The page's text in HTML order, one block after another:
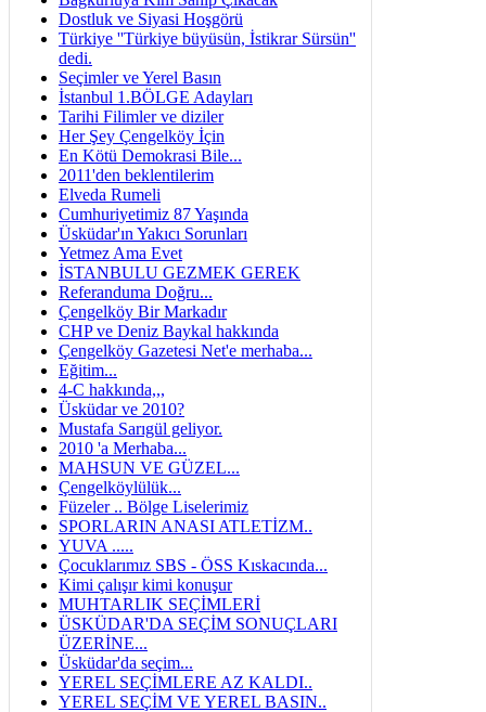
Dostluk ve Siyasi Hoşgörü
Türkiye ''Türkiye büyüsün, İstikrar Sürsün''
dedi.
Seçimler ve Yerel Basın
İstanbul 1.BÖLGE Adayları
Tarihi Filimler ve diziler
Her Şey Çengelköy İçin
En Kötü Demokrasi Bile...
2011'den beklentilerim
Elveda Rumeli
Cumhuriyetimiz 87 Yaşında
Üsküdar'ın Yakıcı Sorunları
Yetmez Ama Evet
İSTANBULU GEZMEK GEREK
Referanduma Doğru...
Çengelköy Bir Markadır
CHP ve Deniz Baykal hakkında
Çengelköy Gazetesi Net'e merhaba...
Eğitim...
4-C hakkında,,,
Üsküdar ve 2010?
Mustafa Sarıgül geliyor.
2010 'a Merhaba...
MAHSUN VE GÜZEL...
Çengelköylülük...
Füzeler .. Bölge Liselerimiz
SPORLARIN ANASI ATLETİZM..
YUVA .....
Çocuklarımız SBS - ÖSS Kıskacında...
Kimi çalışır kimi konuşur
MUHTARLIK SEÇİMLERİ
ÜSKÜDAR'DA SEÇİM SONUÇLARI
ÜZERİNE...
Üsküdar'da seçim...
YEREL SEÇİMLERE AZ KALDI..
YEREL SEÇİM VE YEREL BASIN..